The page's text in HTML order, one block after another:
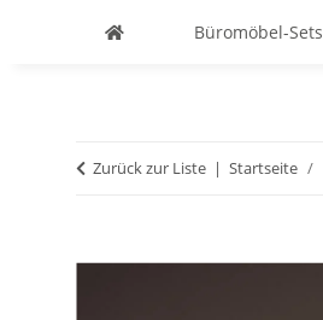
Büromöbel-Sets
Zurück zur Liste Startseite